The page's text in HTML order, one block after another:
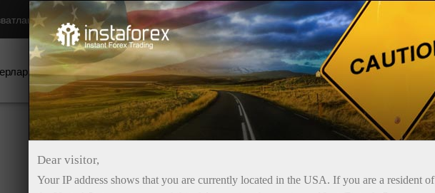
Ҳисоб-варағини тез очиш Савдо платформаси
учун
Энди иш
бошлаётганлар
учун
Инвесторлар учун Ҳамкорлар учун Промоакциялар
Dear visitor,
Your IP address shows that you are currently located in the USA. If you are a resident of